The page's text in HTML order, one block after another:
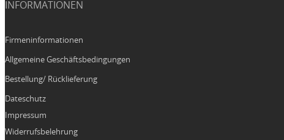
INFORMATIONEN
Firmeninformationen
Allgemeine Geschäftsbedingungen
Bestellung/ Rücklieferung
Dateschutz
Impressum
Widerrufsbelehrung